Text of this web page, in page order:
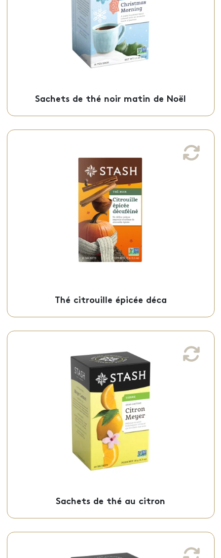
Sachets de thé noir matin de Noël
Sachets - 50-18175
Thé citrouille épicée déca
Thé citrouille épicée déca
Ce thé noir citrouille épicée décaféiné, aux
épices de saison d’automne, est offert en
sachets individuels.
Sachets - 50-18178
Sachets de thé au citron
Sachets de thé au citron
Ce thé au citron, aux notes d’agrumes, est
offert en sachets individuels.
Sachets - 50-19930
Sachets de thé vert à la menthe